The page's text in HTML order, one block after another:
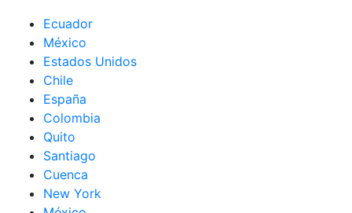
Ecuador
México
Estados Unidos
Chile
España
Colombia
Quito
Santiago
Cuenca
New York